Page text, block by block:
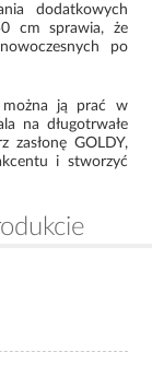
dodatkowych
cm sprawia, że
po
można ją prać w
na długotrwałe
zasłonę GOLDY,
i stworzyć